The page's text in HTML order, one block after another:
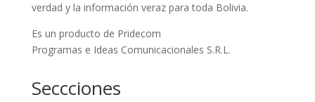
verdad y la información veraz para toda Bolivia.
Es un producto de Pridecom
Programas e Ideas Comunicacionales S.R.L.
Seccciones